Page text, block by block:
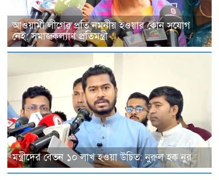
আওয়ামী লীগের প্রতি নমনীয় হওয়ার কোন সুযোগ
নেই: সমাজকল্যাণ প্রতিমন্ত্রী
মন্ত্রীদের বেতন ১০ লাখ হওয়া উচিত: নুরুল হক নুর